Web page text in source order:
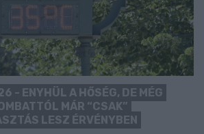
- ENYHÜL A HŐSÉG, DE MÉG
MÁR “CSAK”
LESZ ÉRVÉNYBEN